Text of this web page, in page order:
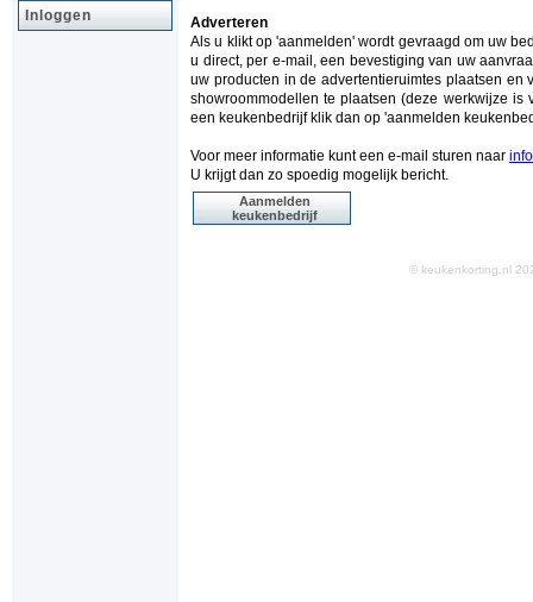
Inloggen
Adverteren
Als u klikt op 'aanmelden' wordt gevraagd om uw
u direct, per e-mail, een bevestiging van uw
uw producten in de advertentieruimtes plaatsen
showroommodellen te plaatsen (deze werkwijze
een keukenbedrijf klik dan op 'aanmelden
Voor meer informatie kunt een e-mail sturen naar
U krijgt dan zo spoedig mogelijk bericht.
Aanmelden
keukenbedrijf
© keukenkorting.nl